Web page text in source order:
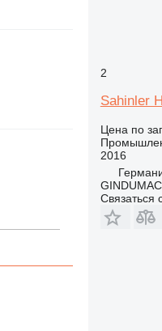
2
Sahinler
Цена по
2016
Связаться